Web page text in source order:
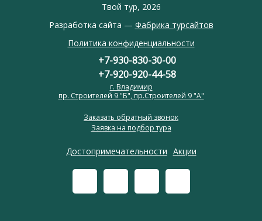
Твой тур, 2026
Разработка сайта — Фабрика турсайтов
Политика конфиденциальности
Достопримечательности Акции
+7-930-830-30-00
+7-920-920-44-58
г. Владимир
пр. Строителей 9 "Б", пр.Строителей 9 "А"
Заказать обратный звонок
Заявка на подбор тура